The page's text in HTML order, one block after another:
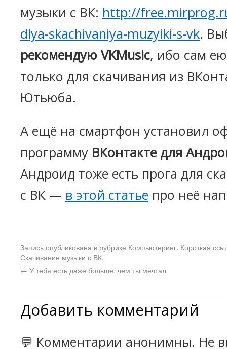
музыки с ВК: http://
dlya-skachivaniya-muzyiki-s-vk.
рекомендую VKMusic, ибо сам
только для скачивания из
Ютьюба.
А ещё на смартфон установил
программу ВКонтакте для
Андроид тоже есть прога для
с ВК — в этой статье про неё
Запись опубликована в рубрике Компьютеринг. Короткая
Скачивание музыки с ВК.
← У тебя есть даже больше, чем ты мечтал
Добавить комментарий
💬 Комментарии анонимны. Не